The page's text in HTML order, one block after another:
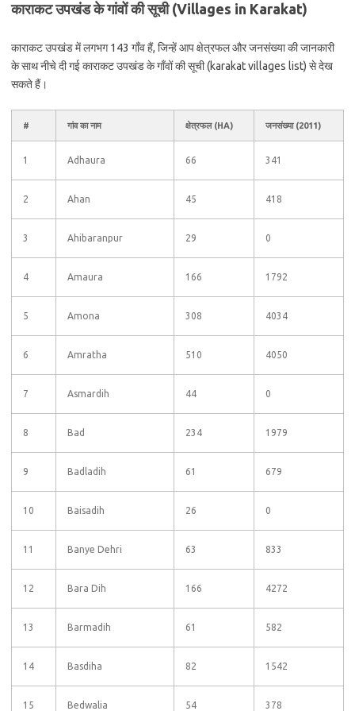
काराकट उपखंड के गांवों की सूची (Villages in Karakat)
काराकट उपखंड में लगभग 143 गाँव हैं, जिन्हें आप क्षेत्रफल और जनसंख्या की जानकारी
के साथ नीचे दी गई काराकट उपखंड के गाँवों की सूची (karakat villages list) से देख
सकते हैं।
# गांव का नाम क्षेत्रफल (HA) जनसंख्या (2011)
1 Adhaura 66 341
2 Ahan 45 418
3 Ahibaranpur 29 0
4 Amaura 166 1792
5 Amona 308 4034
6 Amratha 510 4050
7 Asmardih 44 0
8 Bad 234 1979
9 Badladih 61 679
10 Baisadih 26 0
11 Banye Dehri 63 833
12 Bara Dih 166 4272
13 Barmadih 61 582
14 Basdiha 82 1542
15 Bedwalia 54 378